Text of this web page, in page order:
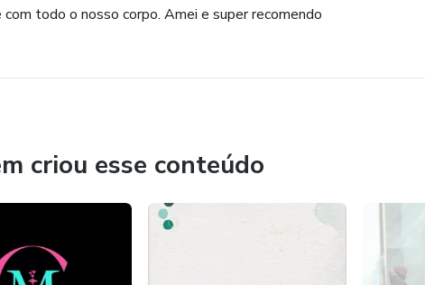
todo o nosso corpo. Amei e super recomendo
criou esse conteúdo